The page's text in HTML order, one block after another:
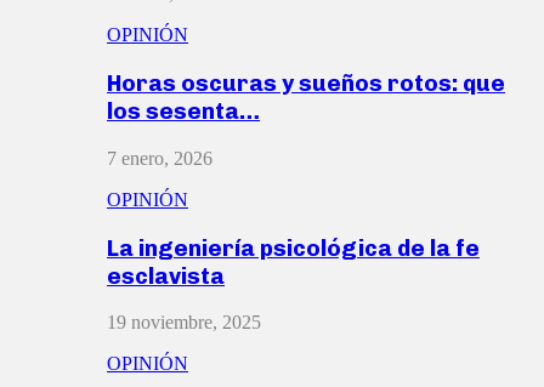
OPINIÓN
Horas oscuras y sueños rotos: que
los sesenta…
7 enero, 2026
OPINIÓN
La ingeniería psicológica de la fe
esclavista
19 noviembre, 2025
OPINIÓN